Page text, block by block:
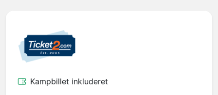
Kampbillet inkluderet